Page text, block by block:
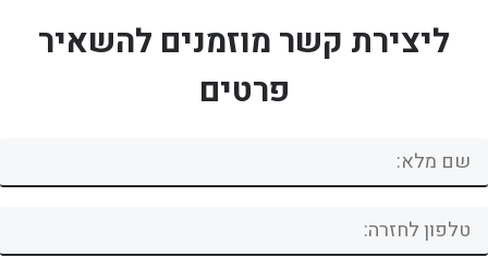
ליצירת קשר מוזמנים להשאיר
פרטים